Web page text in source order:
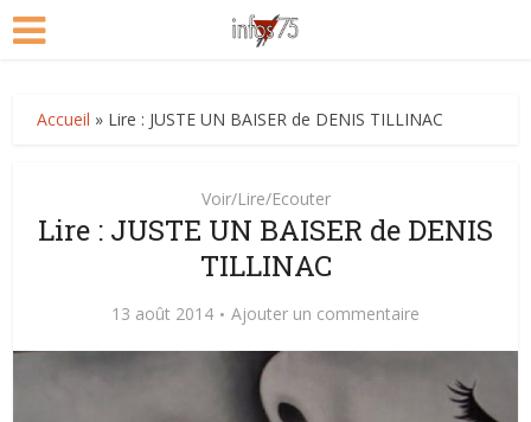
Accueil » Lire : JUSTE UN BAISER de DENIS TILLINAC
Voir/Lire/Ecouter
Lire : JUSTE UN BAISER de DENIS
TILLINAC
13 août 2014 Ajouter un commentaire